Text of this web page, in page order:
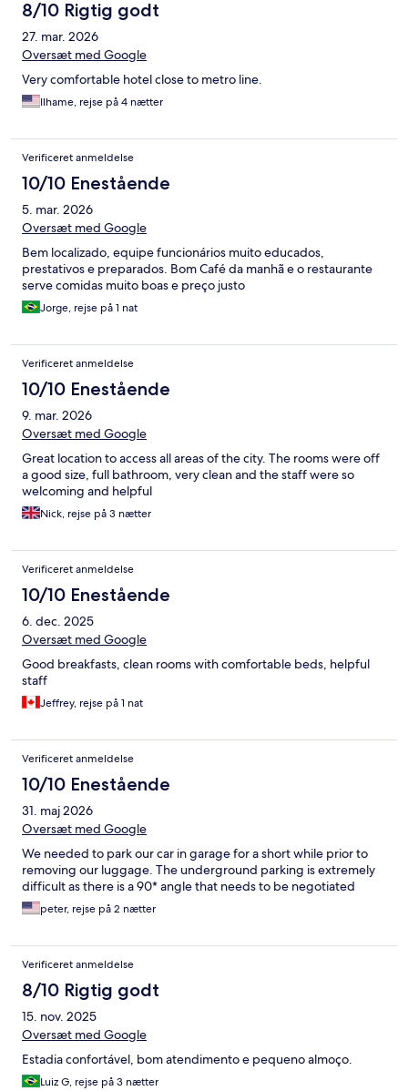
8/10 Rigtig godt
27. mar. 2026
Oversæt med Google
Very comfortable hotel close to metro line.
Ilhame, rejse på 4 nætter
Verificeret anmeldelse
10/10 Enestående
5. mar. 2026
Oversæt med Google
Bem localizado, equipe funcionários muito educados,
prestativos e preparados. Bom Café da manhã e o restaurante
serve comidas muito boas e preço justo
Jorge, rejse på 1 nat
Verificeret anmeldelse
10/10 Enestående
9. mar. 2026
Oversæt med Google
Great location to access all areas of the city. The rooms were off
a good size, full bathroom, very clean and the staff were so
welcoming and helpful
Nick, rejse på 3 nætter
Verificeret anmeldelse
10/10 Enestående
6. dec. 2025
Oversæt med Google
Good breakfasts, clean rooms with comfortable beds, helpful
staff
Jeffrey, rejse på 1 nat
Verificeret anmeldelse
10/10 Enestående
31. maj 2026
Oversæt med Google
We needed to park our car in garage for a short while prior to
removing our luggage. The underground parking is extremely
difficult as there is a 90* angle that needs to be negotiated
peter, rejse på 2 nætter
Verificeret anmeldelse
8/10 Rigtig godt
15. nov. 2025
Oversæt med Google
Estadia confortável, bom atendimento e pequeno almoço.
Luiz G, rejse på 3 nætter